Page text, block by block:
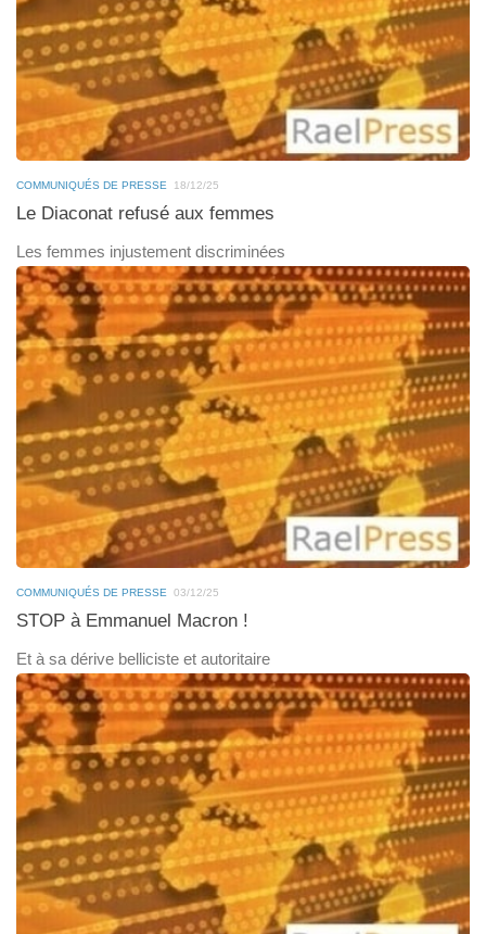
COMMUNIQUÉS DE PRESSE 18/12/25
Le Diaconat refusé aux femmes
Les femmes injustement discriminées
COMMUNIQUÉS DE PRESSE 03/12/25
STOP à Emmanuel Macron !
Et à sa dérive belliciste et autoritaire